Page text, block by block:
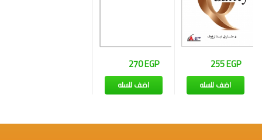
مكتبات
المناهج
التدريبية
المتكاملة
سياسة
العلمى
255 EGP
اضف للسله
270 EGP
اضف للسله